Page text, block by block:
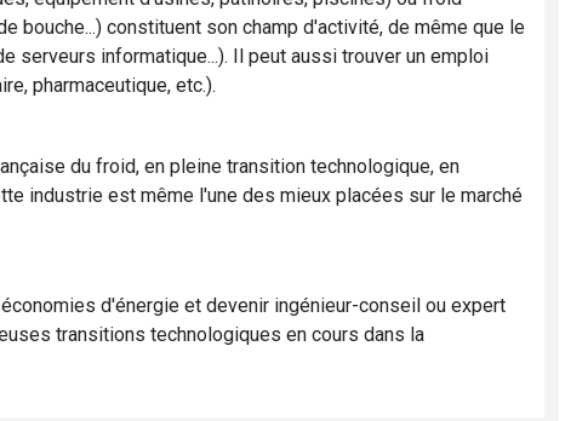
bouche...) constituent son champ d'activité, de même que le
serveurs informatique...). Il peut aussi trouver un emploi
pharmaceutique, etc.).
du froid, en pleine transition technologique, en
industrie est même l'une des mieux placées sur le marché
d'énergie et devenir ingénieur-conseil ou expert
transitions technologiques en cours dans la